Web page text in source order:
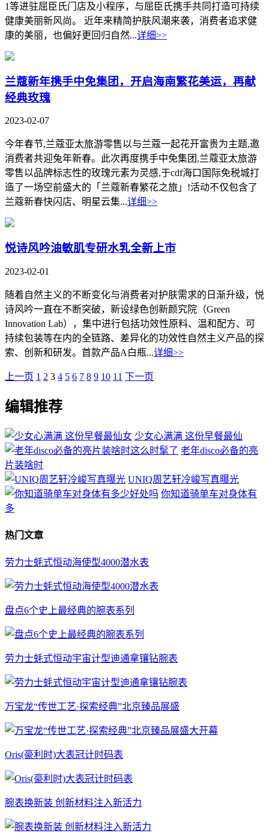
1等进驻屈臣氏门店及小程序，与屈臣氏携手共同打造可持续
健康美丽新风尚。 近年来精简护肤风潮来袭，消费者追求健
康的美丽，也偏好更回归自然...详细>>
兰蔻新年携手中免集团，开启海南繁花美运，再献
经典玫瑰
2023-02-07
今年春节,兰蔻亚太旅游零售以与兰蔻一起花开富贵为主题,邀
消费者共迎兔年新春。此次再度携手中免集团,兰蔻亚太旅游
零售以品牌标志性的玫瑰元素为灵感,于cdf海口国际免税城打
造了一场空前盛大的「兰蔻新春繁花之旅」!活动不仅包含了
兰蔻新春快闪店、明星云集...详细>>
悦诗风吟油敏肌专研水乳全新上市
2023-02-01
随着自然主义的不断变化与消费者对护肤需求的日渐升级，悦
诗风吟一直在不断突破，新设绿色创新颜究院（Green
Innovation Lab），集中进行包括功效性原料、温和配方、可
持续包装等在内的全链路、差异化的功效性自然主义产品的探
索、创新和研发。首款产品A白瓶...详细>>
上一页 1 2 3 4 5 6 7 8 9 10 11 下一页
编辑推荐
少女心满满 这份早餐最仙
老年disco必备的亮
片装啥时
UNIQ周艺轩冷峻写真曝光
你知道骑单车对身体有
多
热门文章
劳力士蚝式恒动海使型4000潜水表
盘点6个史上最经典的腕表系列
劳力士蚝式恒动宇宙计型迪通拿镶钻腕表
万宝龙“传世工艺·探索经典”北京臻品展盛
Oris(豪利时)大表冠计时码表
腕表换新装 创新材料注入新活力